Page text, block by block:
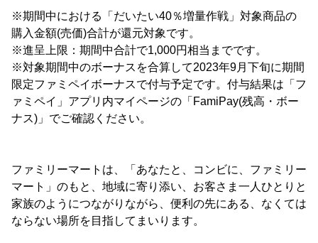
※期間中における「だいたい40％増量作戦」対象商品の
購入金額(売価)合計が還元対象です。
※進呈上限：期間中合計で1,000円相当までです。
※対象期間中のボーナスを合算して2023年9月下旬に期間
限定ファミペイボーナスで付与予定です。付与結果は「フ
ァミペイ」アプリ内マイページの「FamiPay(残高・ボー
ナス)」でご確認ください。
ファミリーマートは、「あなたと、コンビに、ファミリー
マート」のもと、地域に寄り添い、お客さま一人ひとりと
家族のようにつながりながら、便利の先にある、なくては
ならない場所を目指してまいります。